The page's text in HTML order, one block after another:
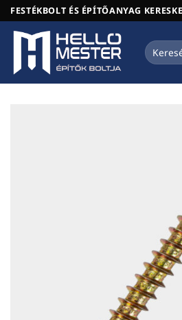
Skip
to
content
FESTÉKBOLT ÉS ÉPÍTŐANYAG
Keresés
a